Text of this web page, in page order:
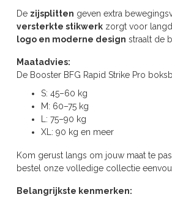
De zijsplitten geven extra
versterkte stikwerk zorgt voor
logo en moderne design straalt de
Maatadvies:
De Booster BFG Rapid Strike Pro
S: 45–60 kg
M: 60–75 kg
L: 75–90 kg
XL: 90 kg en meer
Kom gerust langs om jouw maat te
bestel onze volledige collectie
Belangrijkste kenmerken: